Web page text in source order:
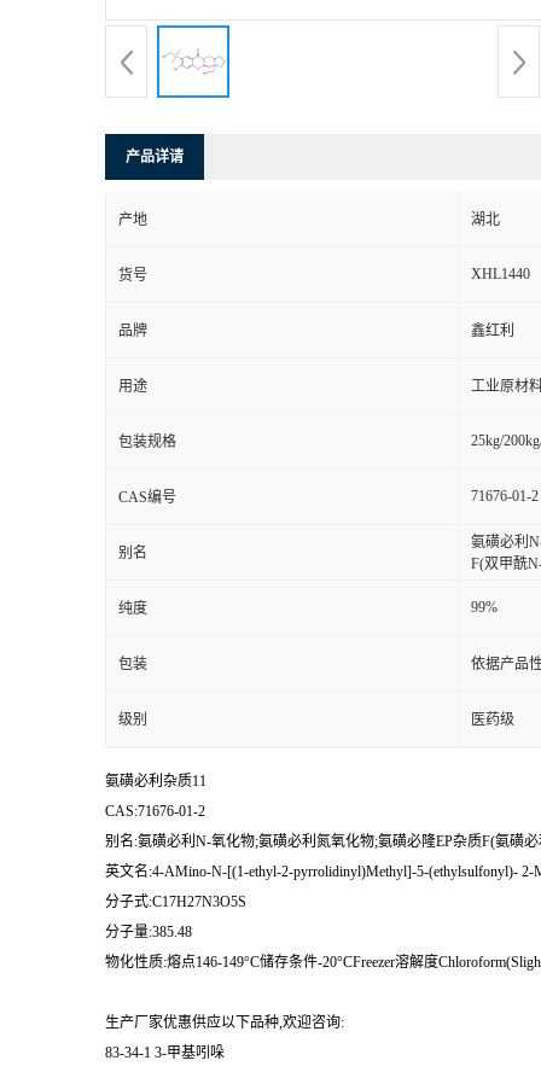
产品详请
产地 湖北
货号 XHL1440
品牌 鑫红利
用途 工业原材
包装规格 25kg/
CAS编号 71676-01-2
别名
氨磺必利
F(双甲酰
纯度 99%
包装 依据产品
级别 医药级
氨磺必利杂质11
CAS:71676-01-2
别名:氨磺必利N-氧化物;氨磺必利氮氧化物;氨磺必隆EP杂质F(氨磺
英文名:4-AMino-N-[(1-ethyl-2-pyrrolidinyl)Methyl]-5-(ethylsulfonyl)- 2-
分子式:C17H27N3O5S
分子量:385.48
物化性质:熔点146-149°C储存条件-20°CFreezer溶解度
生产厂家优惠供应以下品种,欢迎咨询:
83-34-1 3-甲基吲哚